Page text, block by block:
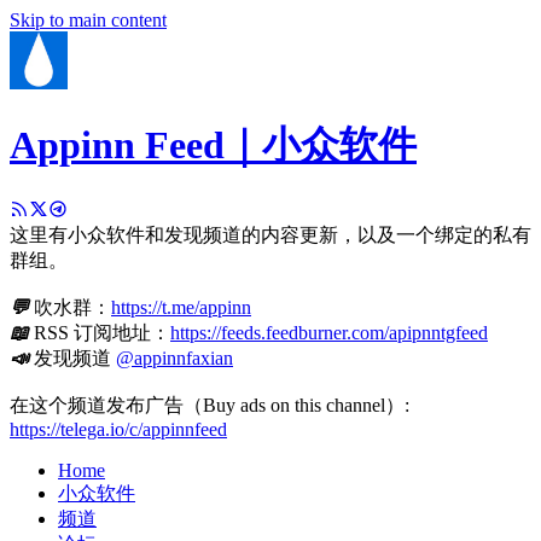
Skip to main content
Appinn Feed｜小众软件
这里有小众软件和发现频道的内容更新，以及一个绑定的私有
群组。
💬吹水群： https://t.me/appinn
📖RSS 订阅地址： https://feeds.feedburner.com/apipnntgfeed
📣发现频道 @appinnfaxian
在这个频道发布广告（Buy ads on this channel）:
https://telega.io/c/appinnfeed
Home
小众软件
频道